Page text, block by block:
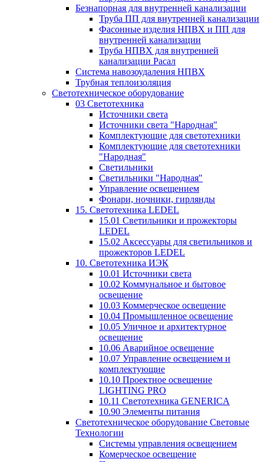
Безнапорная для внутренней канализации
Труба ПП для внутренней канализации
Фасонные изделия НПВХ и ПП для
внутренней канализации
Труба НПВХ для внутренней
канализации Расал
Система навозоудаления НПВХ
Трубная теплоизоляция
Светотехническое оборудование
03 Светотехника
Источники света
Источники света "Народная"
Комплектующие для светотехники
Комплектующие для светотехники
"Народная"
Светильники
Светильники "Народная"
Управление освещением
Фонари, ночники, гирлянды
15. Светотехника LEDEL
15.01 Светильники и прожекторы
LEDEL
15.02 Аксессуары для светильников и
прожекторов LEDEL
10. Светотехника ИЭК
10.01 Источники света
10.02 Коммунальное и бытовое
освещение
10.03 Коммерческое освещение
10.04 Промышленное освещение
10.05 Уличное и архитектурное
освещение
10.06 Аварийное освещение
10.07 Управление освещением и
комплектующие
10.10 Проектное освещение
LIGHTING PRO
10.11 Светотехника GENERICA
10.90 Элементы питания
Светотехническое оборудование Световые
Технологии
Системы управления освещением
Комерческое освещение